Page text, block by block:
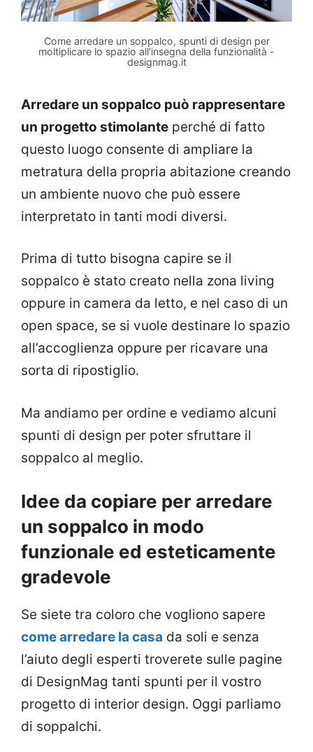
Come arredare un soppalco, spunti di design per
moltiplicare lo spazio all'insegna della funzionalità -
designmag.it
Arredare un soppalco può rappresentare
un progetto stimolante perché di fatto
questo luogo consente di ampliare la
metratura della propria abitazione creando
un ambiente nuovo che può essere
interpretato in tanti modi diversi.
Prima di tutto bisogna capire se il
soppalco è stato creato nella zona living
oppure in camera da letto, e nel caso di un
open space, se si vuole destinare lo spazio
all’accoglienza oppure per ricavare una
sorta di ripostiglio.
Ma andiamo per ordine e vediamo alcuni
spunti di design per poter sfruttare il
soppalco al meglio.
Idee da copiare per arredare
un soppalco in modo
funzionale ed esteticamente
gradevole
Se siete tra coloro che vogliono sapere
come arredare la casa da soli e senza
l’aiuto degli esperti troverete sulle pagine
di DesignMag tanti spunti per il vostro
progetto di interior design. Oggi parliamo
di soppalchi.